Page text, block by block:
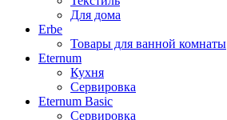
Для дома
Erbe
Товары для ванной комнаты
Eternum
Кухня
Сервировка
Eternum Basic
Сервировка